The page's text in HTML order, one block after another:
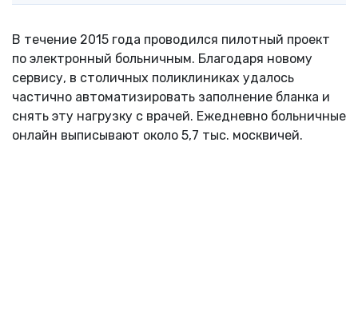
В течение 2015 года проводился пилотный проект
по электронный больничным. Благодаря новому
сервису, в столичных поликлиниках удалось
частично автоматизировать заполнение бланка и
снять эту нагрузку с врачей. Ежедневно больничные
онлайн выписывают около 5,7 тыс. москвичей.